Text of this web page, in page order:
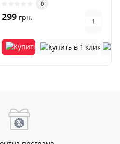
деформация и
выцветаниеУс..
0
299 грн.